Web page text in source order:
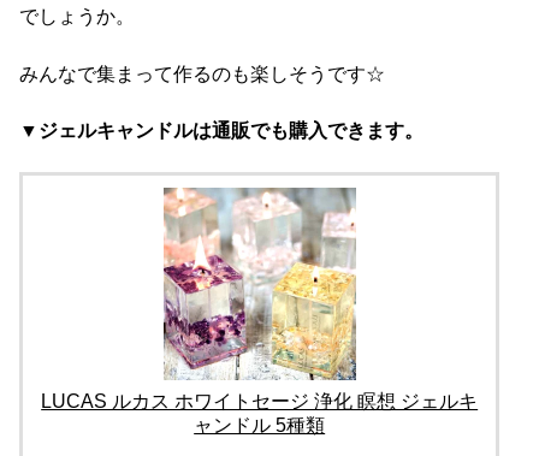
でしょうか。
みんなで集まって作るのも楽しそうです☆
▼ジェルキャンドルは通販でも購入できます。
LUCAS ルカス ホワイトセージ 浄化 瞑想 ジェルキ
ャンドル 5種類